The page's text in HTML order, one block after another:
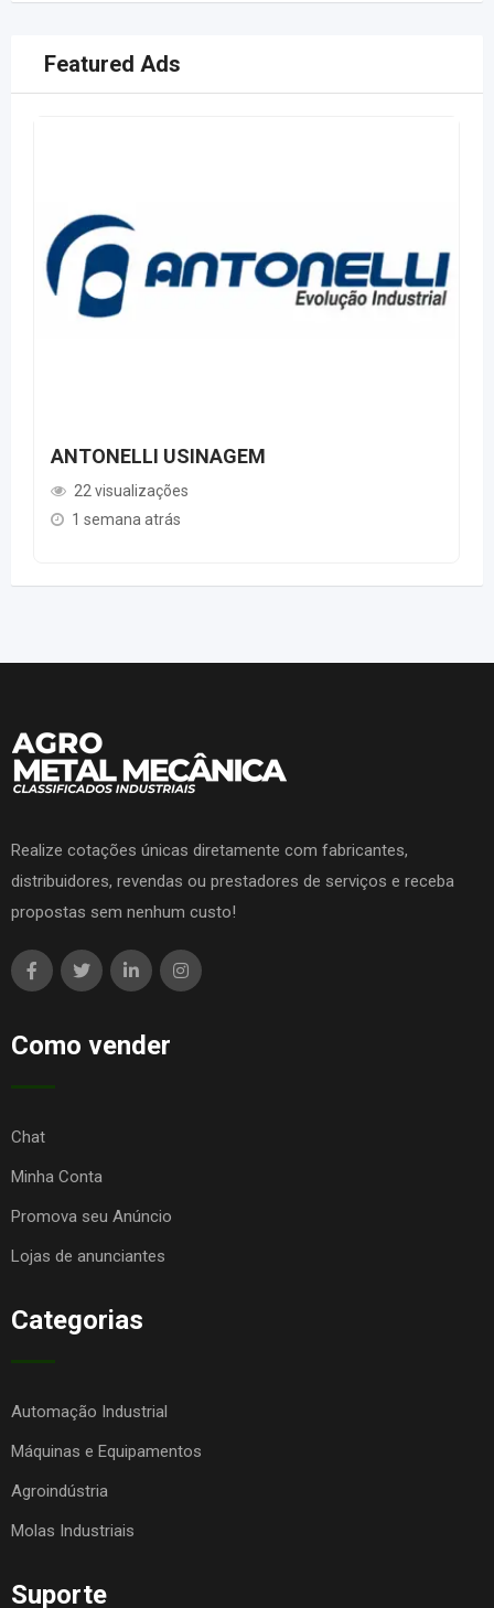
Featured Ads
ANTONELLI USINAGEM
22 visualizações
1 semana atrás
Realize cotações únicas diretamente com fabricantes,
distribuidores, revendas ou prestadores de serviços e receba
propostas sem nenhum custo!
Como vender
Chat
Minha Conta
Promova seu Anúncio
Lojas de anunciantes
Categorias
Automação Industrial
Máquinas e Equipamentos
Agroindústria
Molas Industriais
Suporte